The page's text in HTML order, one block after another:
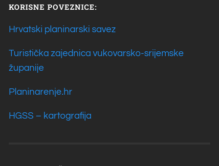
KORISNE POVEZNICE:
Hrvatski planinarski savez
Turistička zajednica vukovarsko-srijemske
županije
Planinarenje.hr
HGSS – kartografija